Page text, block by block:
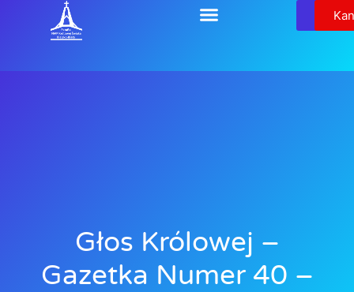
Głos Królowej –
Gazetka Numer 40 –